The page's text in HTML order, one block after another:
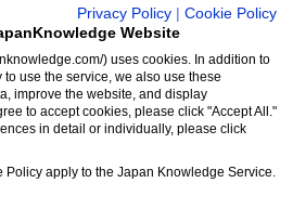
Privacy Policy
Cookie Policy
Website
) uses cookies. In addition to
use the service, we also use these
improve the website, and display
to accept cookies, please click "Accept All."
in detail or individually, please click
Policy apply to the Japan Knowledge Service.